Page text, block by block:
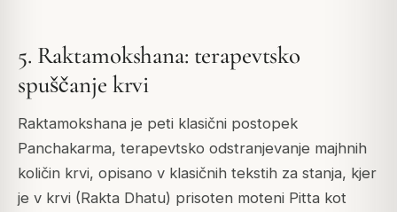
5. Raktamokshana: terapevtsko
spuščanje krvi
Raktamokshana je peti klasični postopek
Panchakarma, terapevtsko odstranjevanje majhnih
količin krvi, opisano v klasičnih tekstih za stanja, kjer
je v krvi (Rakta Dhatu) prisoten moteni Pitta kot